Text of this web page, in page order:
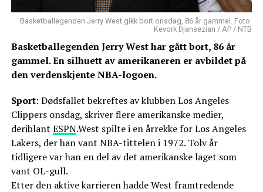
Basketballegenden Jerry West gikk bort onsdag, 86 år gammel. Foto:
Kevork Djansezian / AP / NTB
Basketballegenden Jerry West har gått bort, 86 år
gammel. En silhuett av amerikaneren er avbildet på
den verdenskjente NBA-logoen.
Sport: Dødsfallet bekreftes av klubben Los Angeles
Clippers onsdag, skriver flere amerikanske medier,
deriblant ESPN.West spilte i en årrekke for Los Angeles
Lakers, der han vant NBA-tittelen i 1972. Tolv år
tidligere var han en del av det amerikanske laget som
vant OL-gull.
Etter den aktive karrieren hadde West framtredende